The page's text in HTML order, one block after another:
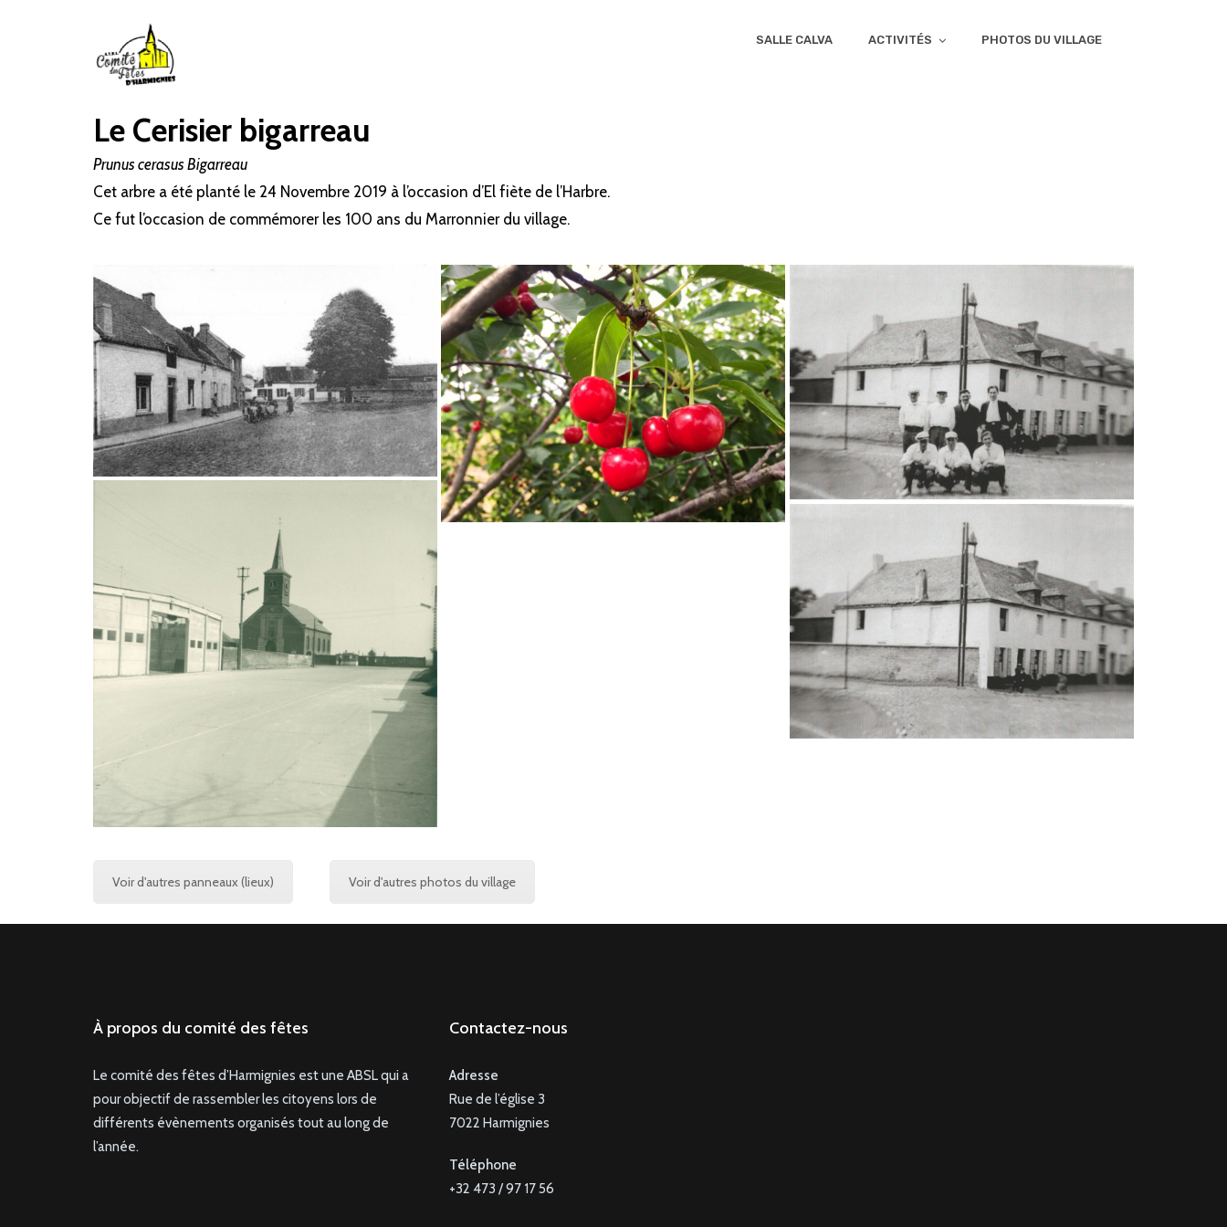
SALLE CALVA ACTIVITÉS PHOTOS DU VILLAGE
Le Cerisier bigarreau
Prunus cerasus Bigarreau
Cet arbre a été planté le 24 Novembre 2019 à l’occasion d’El fiète de l’Harbre.
Ce fut l’occasion de commémorer les 100 ans du Marronnier du village.
Voir d'autres panneaux (lieux) Voir d'autres photos du village
À propos du comité des fêtes
Le comité des fêtes d’Harmignies est une ABSL qui a
pour objectif de rassembler les citoyens lors de
différents évènements organisés tout au long de
l’année.
Contactez-nous
Adresse
Rue de l’église 3
7022 Harmignies
Téléphone
+32 473 / 97 17 56